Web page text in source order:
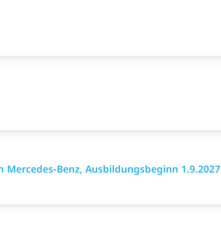
Benz, Ausbildungsbeginn 1.9.2027